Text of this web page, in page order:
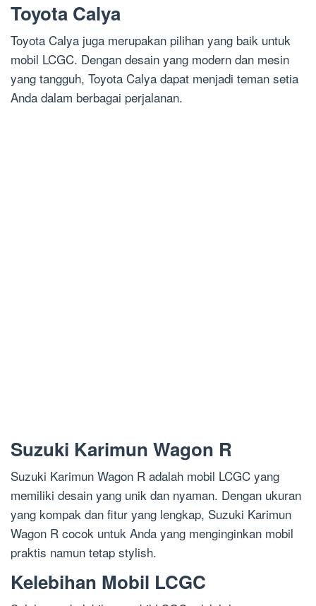
Toyota Calya
Toyota Calya juga merupakan pilihan yang baik untuk
mobil LCGC. Dengan desain yang modern dan mesin
yang tangguh, Toyota Calya dapat menjadi teman setia
Anda dalam berbagai perjalanan.
Suzuki Karimun Wagon R
Suzuki Karimun Wagon R adalah mobil LCGC yang
memiliki desain yang unik dan nyaman. Dengan ukuran
yang kompak dan fitur yang lengkap, Suzuki Karimun
Wagon R cocok untuk Anda yang menginginkan mobil
praktis namun tetap stylish.
Kelebihan Mobil LCGC